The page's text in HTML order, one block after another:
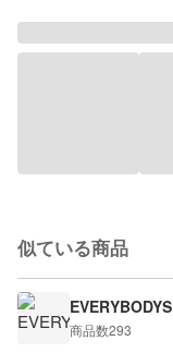
似ている商品
EVERYBODYS
商品数293